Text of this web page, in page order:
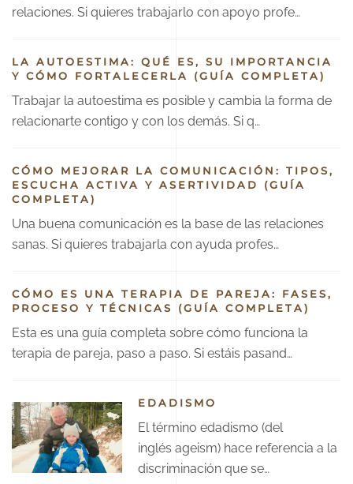
relaciones. Si quieres trabajarlo con apoyo profe…
LA AUTOESTIMA: QUÉ ES, SU IMPORTANCIA
Y CÓMO FORTALECERLA (GUÍA COMPLETA)
Trabajar la autoestima es posible y cambia la forma de
relacionarte contigo y con los demás. Si q…
CÓMO MEJORAR LA COMUNICACIÓN: TIPOS,
ESCUCHA ACTIVA Y ASERTIVIDAD (GUÍA
COMPLETA)
Una buena comunicación es la base de las relaciones
sanas. Si quieres trabajarla con ayuda profes…
CÓMO ES UNA TERAPIA DE PAREJA: FASES,
PROCESO Y TÉCNICAS (GUÍA COMPLETA)
Esta es una guía completa sobre cómo funciona la
terapia de pareja, paso a paso. Si estáis pasand…
EDADISMO
El término edadismo (del
inglés ageism) hace referencia a la
discriminación que se…